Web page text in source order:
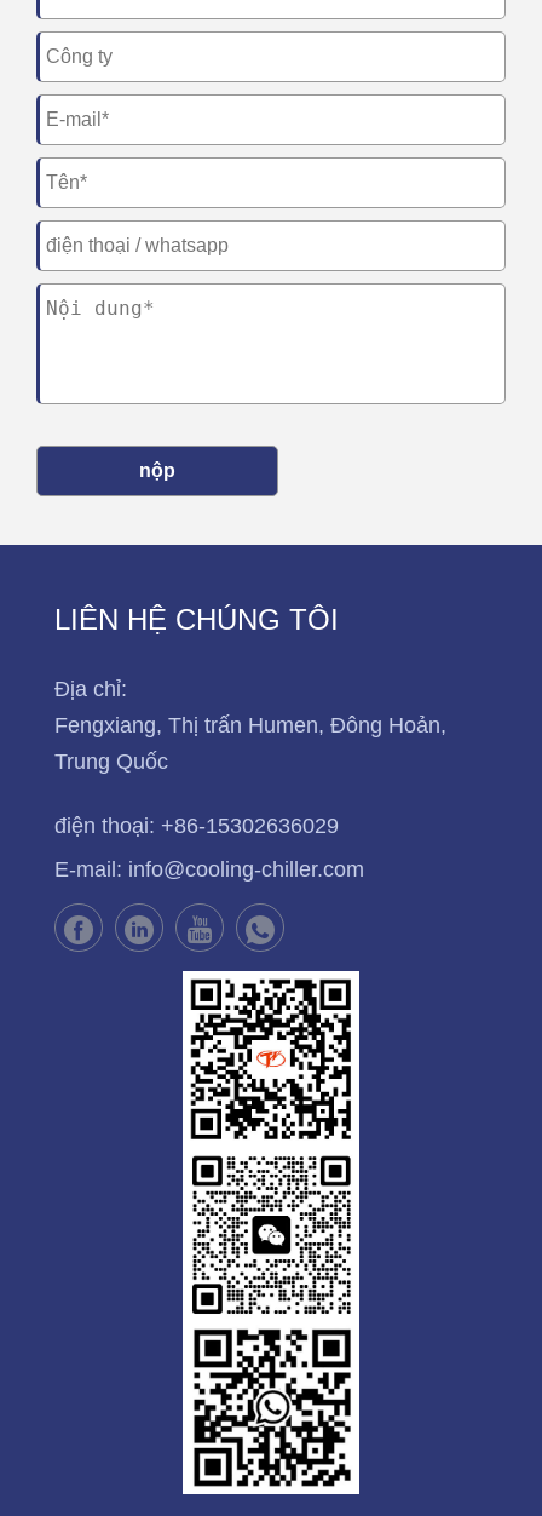
nộp
LIÊN HỆ CHÚNG TÔI
Địa chỉ:
Fengxiang, Thị trấn Humen, Đông Hoản,
Trung Quốc
điện thoại: +86-15302636029
E-mail: info@cooling-chiller.com